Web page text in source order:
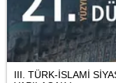
III. TÜRK-İSLAMİ